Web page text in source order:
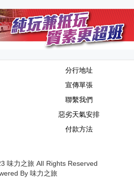
分行地址
宣傳單張
聯繫我們
惡劣天氣安排
付款方法
味力之旅 AlI Rights Reserved
By 味力之旅